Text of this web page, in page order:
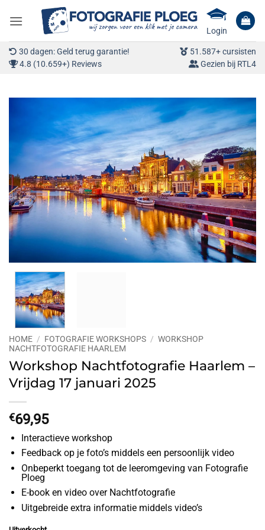
naar
Login
30 dagen: Geld terug garantie!
51.587+ cursisten
4.8 (10.659+) Reviews
Gezien bij RTL4
HOME / FOTOGRAFIE WORKSHOPS / WORKSHOP
NACHTFOTOGRAFIE HAARLEM
Workshop Nachtfotografie Haarlem –
Vrijdag 17 januari 2025
€69,95
Interactieve workshop
Feedback op je foto’s middels een persoonlijk video
Onbeperkt toegang tot de leeromgeving van Fotografie
Ploeg
E-book en video over Nachtfotografie
Uitgebreide extra informatie middels video’s